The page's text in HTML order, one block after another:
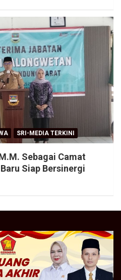
SRI-MEDIA TERKINI
Sebagai Camat
Siap Bersinergi